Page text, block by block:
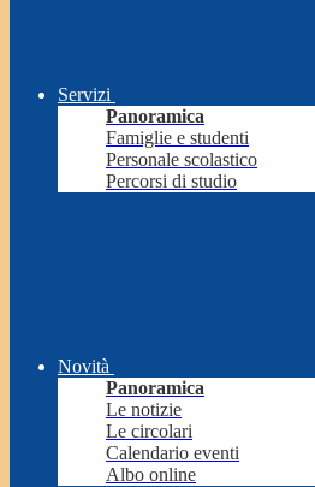
Servizi
Panoramica
Famiglie e studenti
Personale scolastico
Percorsi di studio
Novità
Panoramica
Le notizie
Le circolari
Calendario eventi
Albo online